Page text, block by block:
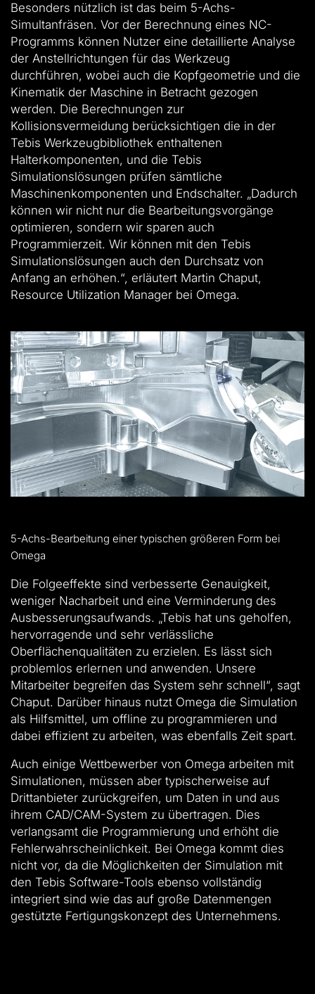
Besonders nützlich ist das beim 5-Achs-
Simultanfräsen. Vor der Berechnung eines NC-
Programms können Nutzer eine detaillierte Analyse
der Anstellrichtungen für das Werkzeug
durchführen, wobei auch die Kopfgeometrie und die
Kinematik der Maschine in Betracht gezogen
werden. Die Berechnungen zur
Kollisionsvermeidung berücksichtigen die in der
Tebis Werkzeugbibliothek enthaltenen
Halterkomponenten, und die Tebis
Simulationslösungen prüfen sämtliche
Maschinenkomponenten und Endschalter. „Dadurch
können wir nicht nur die Bearbeitungsvorgänge
optimieren, sondern wir sparen auch
Programmierzeit. Wir können mit den Tebis
Simulationslösungen auch den Durchsatz von
Anfang an erhöhen.“, erläutert Martin Chaput,
Resource Utilization Manager bei Omega.
5-Achs-Bearbeitung einer typischen größeren Form bei
Omega
Die Folgeeffekte sind verbesserte Genauigkeit,
weniger Nacharbeit und eine Verminderung des
Ausbesserungsaufwands. „Tebis hat uns geholfen,
hervorragende und sehr verlässliche
Oberflächenqualitäten zu erzielen. Es lässt sich
problemlos erlernen und anwenden. Unsere
Mitarbeiter begreifen das System sehr schnell“, sagt
Chaput. Darüber hinaus nutzt Omega die Simulation
als Hilfsmittel, um offline zu programmieren und
dabei effizient zu arbeiten, was ebenfalls Zeit spart.
Auch einige Wettbewerber von Omega arbeiten mit
Simulationen, müssen aber typischerweise auf
Drittanbieter zurückgreifen, um Daten in und aus
ihrem CAD/CAM-System zu übertragen. Dies
verlangsamt die Programmierung und erhöht die
Fehlerwahrscheinlichkeit. Bei Omega kommt dies
nicht vor, da die Möglichkeiten der Simulation mit
den Tebis Software-Tools ebenso vollständig
integriert sind wie das auf große Datenmengen
gestützte Fertigungskonzept des Unternehmens.